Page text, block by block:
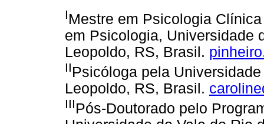
IMestre em Psicologia
em Psicologia, Universidade
Leopoldo, RS, Brasil.
IIPsicóloga pela
Leopoldo, RS, Brasil.
IIIPós-Doutorado pelo